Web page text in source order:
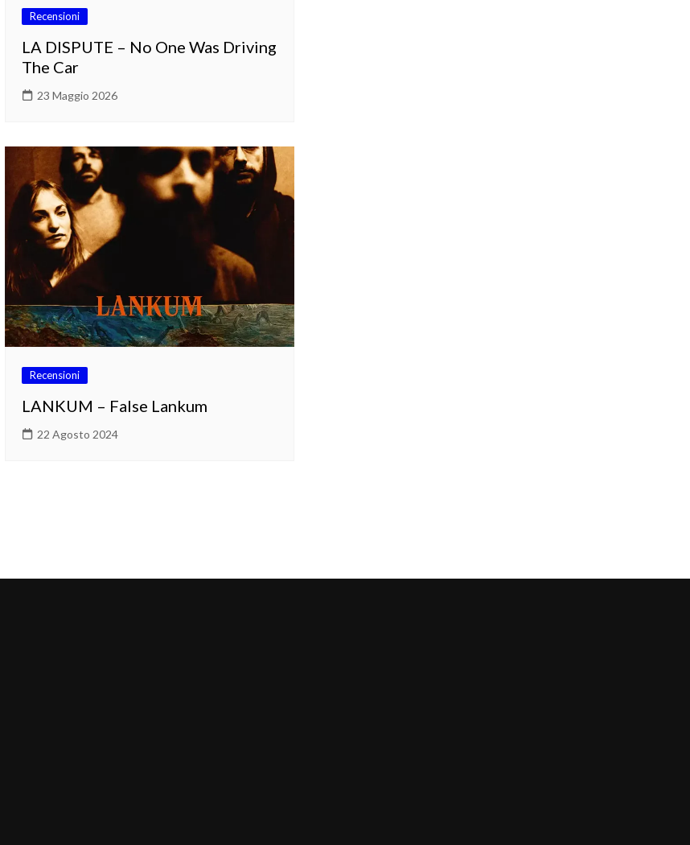
Recensioni
LA DISPUTE – No One Was Driving
The Car
23 Maggio 2026
Recensioni
LANKUM – False Lankum
22 Agosto 2024